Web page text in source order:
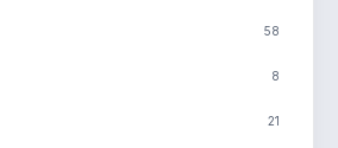
58
8
21